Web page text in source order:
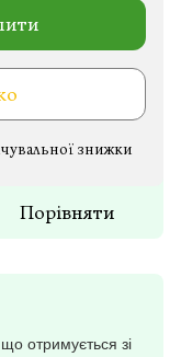
знижки
Порівняти
отримується зі